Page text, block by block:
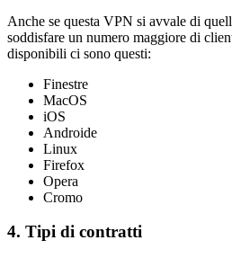
Anche se questa VPN si avvale di
soddisfare un numero maggiore di
disponibili ci sono questi:
Finestre
MacOS
iOS
Androide
Linux
Firefox
Opera
Cromo
4. Tipi di contratti